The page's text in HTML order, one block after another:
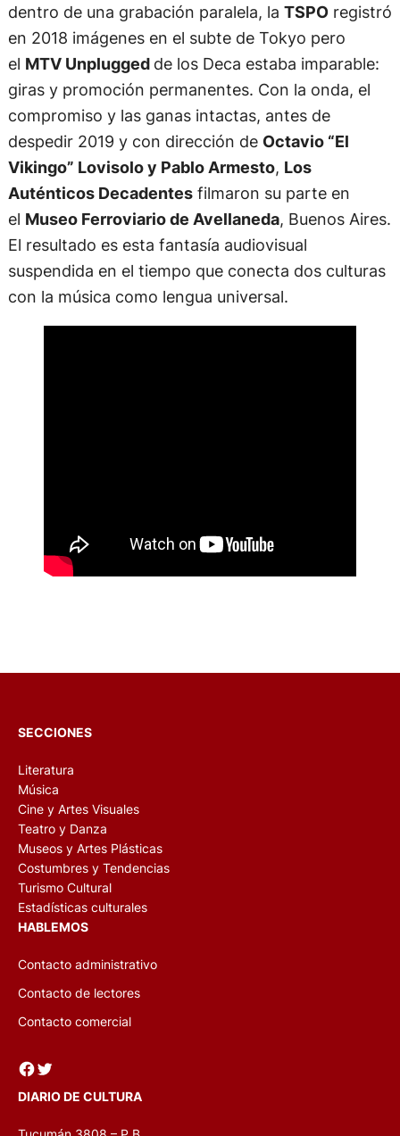
dentro de una grabación paralela, la TSPOregistró
en 2018 imágenes en el subte de Tokyo pero
el MTV Unplugged de los Deca estaba imparable:
giras y promoción permanentes. Con la onda, el
compromiso y las ganas intactas, antes de
despedir 2019 y con dirección de Octavio “El
Vikingo” Lovisolo y Pablo Armesto, Los
Auténticos Decadentesfilmaron su parte en
el Museo Ferroviario de Avellaneda, Buenos Aires.
El resultado es esta fantasía audiovisual
suspendida en el tiempo que conecta dos culturas
con la música como lengua universal.
SECCIONES
Literatura
Música
Cine y Artes Visuales
Teatro y Danza
Museos y Artes Plásticas
Costumbres y Tendencias
Turismo Cultural
Estadísticas culturales
HABLEMOS
Contacto administrativo
Contacto de lectores
Contacto comercial
Facebook Twitter
DIARIO DE CULTURA